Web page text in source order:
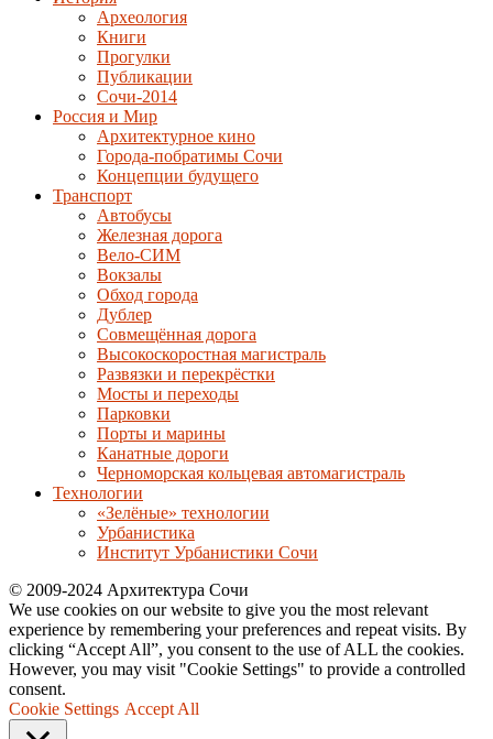
Археология
Книги
Прогулки
Публикации
Сочи-2014
Россия и Мир
Архитектурное кино
Города-побратимы Сочи
Концепции будущего
Транспорт
Автобусы
Железная дорога
Вело-СИМ
Вокзалы
Обход города
Дублер
Совмещённая дорога
Высокоскоростная магистраль
Развязки и перекрёстки
Мосты и переходы
Парковки
Порты и марины
Канатные дороги
Черноморская кольцевая автомагистраль
Технологии
«Зелёные» технологии
Урбанистика
Институт Урбанистики Сочи
© 2009-2024 Архитектура Сочи
We use cookies on our website to give you the most relevant
experience by remembering your preferences and repeat visits. By
clicking “Accept All”, you consent to the use of ALL the cookies.
However, you may visit "Cookie Settings" to provide a controlled
consent.
Cookie Settings Accept All